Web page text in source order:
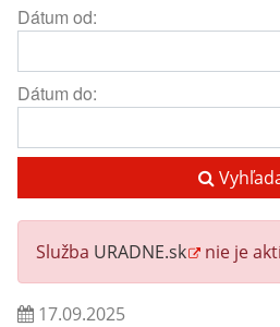
Dátum od:
Dátum do:
Služba URADNE.sk nie je
17.09.2025